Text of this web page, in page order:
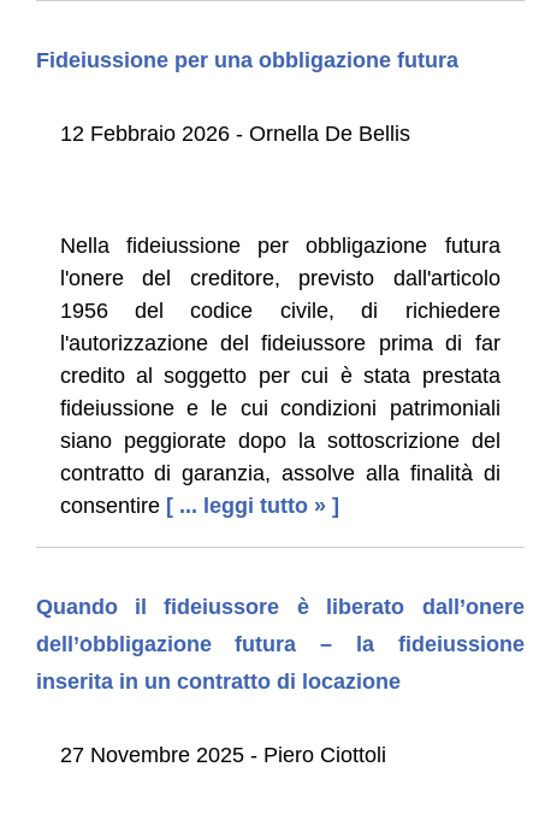
Fideiussione per una obbligazione futura
12 Febbraio 2026 - Ornella De Bellis
Nella fideiussione per obbligazione futura
l'onere del creditore, previsto dall'articolo
1956 del codice civile, di richiedere
l'autorizzazione del fideiussore pri­ma di far
credito al soggetto per cui è stata prestata
fideiussione e le cui condizioni pa­trimoniali
siano peggiorate dopo la sottoscrizione del
contratto di garanzia, assolve alla finalità di
consentire [ ... leggi tutto » ]
Quando il fideiussore è liberato dall’onere
dell’obbligazione futura – la fideiussione
inserita in un contratto di locazione
27 Novembre 2025 - Piero Ciottoli